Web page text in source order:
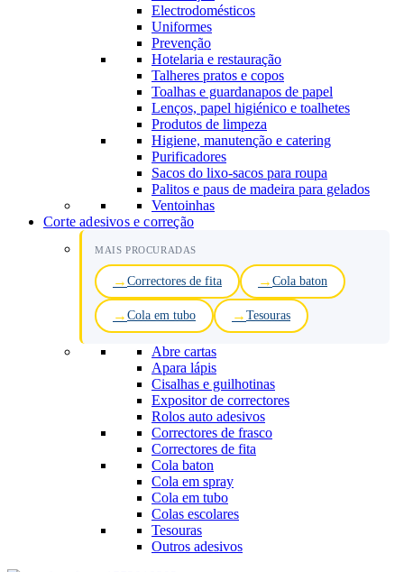
Electrodomésticos
Uniformes
Prevenção
Hotelaria e restauração
Talheres pratos e copos
Toalhas e guardanapos de papel
Lenços, papel higiénico e toalhetes
Produtos de limpeza
Higiene, manutenção e catering
Purificadores
Sacos do lixo-sacos para roupa
Palitos e paus de madeira para gelados
Ventoinhas
Corte adesivos e correção
MAIS PROCURADAS
Correctores de fita Cola baton
Cola em tubo Tesouras
Abre cartas
Apara lápis
Cisalhas e guilhotinas
Expositor de correctores
Rolos auto adesivos
Correctores de frasco
Correctores de fita
Cola baton
Cola em spray
Cola em tubo
Colas escolares
Tesouras
Outros adesivos